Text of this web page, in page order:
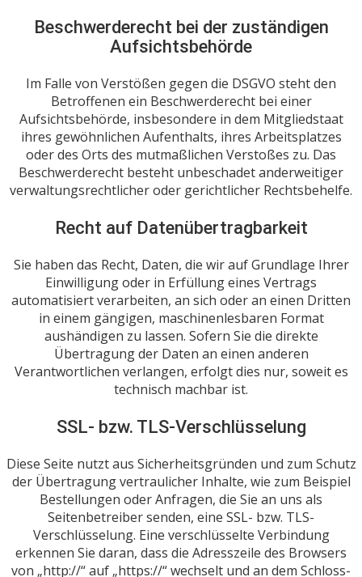
Beschwerderecht bei der zuständigen
Aufsichtsbehörde
Im Falle von Verstößen gegen die DSGVO steht den
Betroffenen ein Beschwerderecht bei einer
Aufsichtsbehörde, insbesondere in dem Mitgliedstaat
ihres gewöhnlichen Aufenthalts, ihres Arbeitsplatzes
oder des Orts des mutmaßlichen Verstoßes zu. Das
Beschwerderecht besteht unbeschadet anderweitiger
verwaltungsrechtlicher oder gerichtlicher Rechtsbehelfe.
Recht auf Datenübertragbarkeit
Sie haben das Recht, Daten, die wir auf Grundlage Ihrer
Einwilligung oder in Erfüllung eines Vertrags
automatisiert verarbeiten, an sich oder an einen Dritten
in einem gängigen, maschinenlesbaren Format
aushändigen zu lassen. Sofern Sie die direkte
Übertragung der Daten an einen anderen
Verantwortlichen verlangen, erfolgt dies nur, soweit es
technisch machbar ist.
SSL- bzw. TLS-Verschlüsselung
Diese Seite nutzt aus Sicherheitsgründen und zum Schutz
der Übertragung vertraulicher Inhalte, wie zum Beispiel
Bestellungen oder Anfragen, die Sie an uns als
Seitenbetreiber senden, eine SSL- bzw. TLS-
Verschlüsselung. Eine verschlüsselte Verbindung
erkennen Sie daran, dass die Adresszeile des Browsers
von „http://“ auf „https://“ wechselt und an dem Schloss-